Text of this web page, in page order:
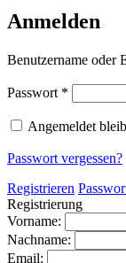
Anmelden
Benutzername oder
Passwort *
Angemeldet
Passwort vergessen?
Registrieren
Registrierung
Vorname:
Nachname:
Email: